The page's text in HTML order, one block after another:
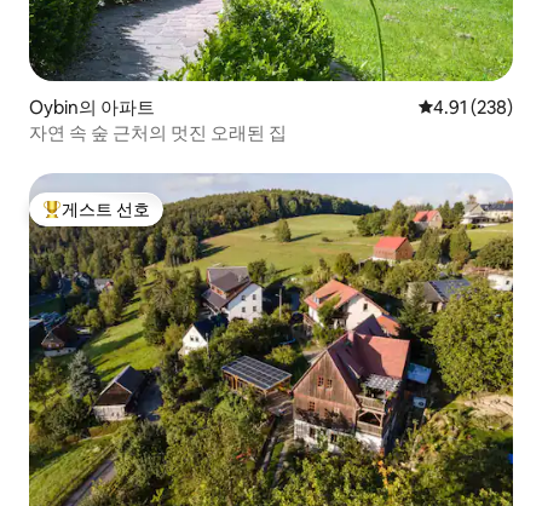
Oybin의 아파트 평점 4.91점(5
4.91 (238)
자연 속 숲 근처의 멋진 오래된 집
상위 게스트 선호
게스트 선호